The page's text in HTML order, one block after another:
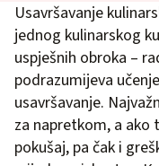
Usavršavanje
jednog kulinarskog
uspješnih obroka –
podrazumijeva
usavršavanje.
za napretkom, a ako
pokušaj, pa čak i